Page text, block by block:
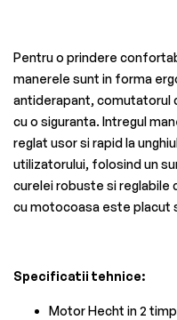
Pentru o prindere
manerele sunt in forma
antiderapant, comutatorul
cu o siguranta. Intregul
reglat usor si rapid la
utilizatorului, folosind un
curelei robuste si reglabile
cu motocoasa este placut
Specificatii tehnice:
Motor Hecht in 2